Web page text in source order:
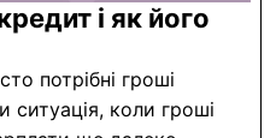
і як його
потрібні гроші
коли гроші